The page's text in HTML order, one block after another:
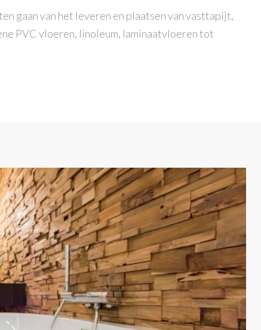
gaan van het leveren en plaatsen van vasttapijt,
PVC vloeren, linoleum, laminaatvloeren tot